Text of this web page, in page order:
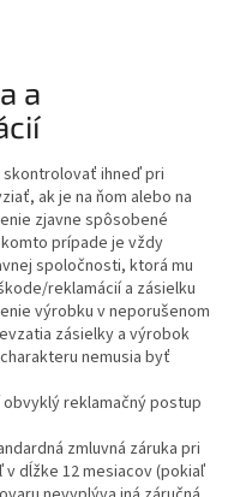
a
skontrolovať ihneď pri
ak je na ňom alebo na
zjavne spôsobené
prípade je vždy
spoločnosti, ktorá mu
reklamácií a zásielku
výrobku v neporušenom
zásielky a výrobok
nemusia byť
reklamačný postup
zmluvná záruka pri
dĺžke 12 mesiacov (pokiaľ